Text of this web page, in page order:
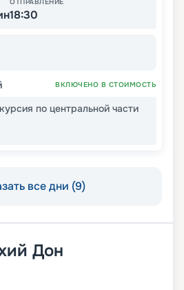
18:30
ВКЛЮЧЕНО В СТОИМОСТЬ
по центральной части
все дни (9)
Дон